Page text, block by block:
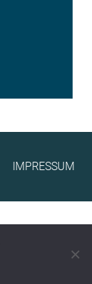
IMPRESSUM